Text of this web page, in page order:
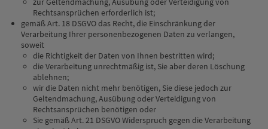
Rechtsansprüchen erforderlich ist;
gemäß Art. 18 DSGVO das Recht, die Einschränkung der
Verarbeitung Ihrer personenbezogenen Daten zu verlangen,
soweit
die Richtigkeit der Daten von Ihnen bestritten wird;
die Verarbeitung unrechtmäßig ist, Sie aber deren Löschung
ablehnen;
wir die Daten nicht mehr benötigen, Sie diese jedoch zur
Geltendmachung, Ausübung oder Verteidigung von
Rechtsansprüchen benötigen oder
Sie gemäß Art. 21 DSGVO Widerspruch gegen die Verarbeitung